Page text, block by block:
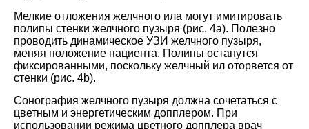
Мелкие отложения желчного ила могут имитировать
полипы стенки желчного пузыря (рис. 4а). Полезно
проводить динамическое УЗИ желчного пузыря,
меняя положение пациента. Полипы останутся
фиксированными, поскольку желчный ил оторвется от
стенки (рис. 4b).
Сонография желчного пузыря должна сочетаться с
цветным и энергетическим допплером. При
использовании режима цветного допплера врач